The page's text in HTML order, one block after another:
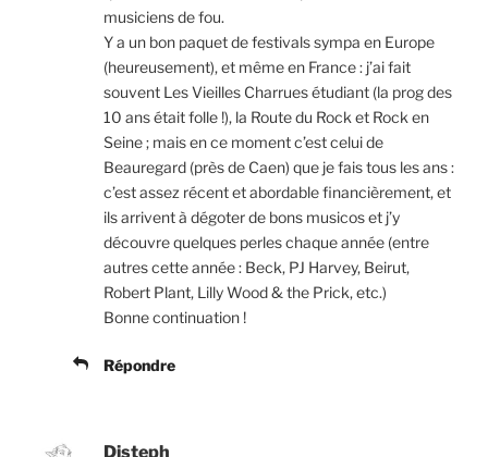
musiciens de fou.
Y a un bon paquet de festivals sympa en Europe
(heureusement), et même en France : j’ai fait
souvent Les Vieilles Charrues étudiant (la prog des
10 ans était folle !), la Route du Rock et Rock en
Seine ; mais en ce moment c’est celui de
Beauregard (près de Caen) que je fais tous les ans :
c’est assez récent et abordable financièrement, et
ils arrivent à dégoter de bons musicos et j’y
découvre quelques perles chaque année (entre
autres cette année : Beck, PJ Harvey, Beirut,
Robert Plant, Lilly Wood & the Prick, etc.)
Bonne continuation !
Répondre
Disteph